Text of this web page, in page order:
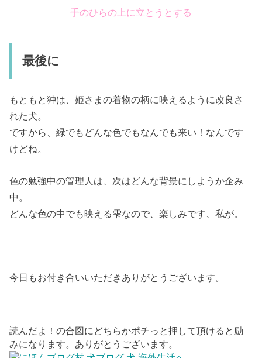
手のひらの上に立とうとする
最後に
もともと狆は、姫さまの着物の柄に映えるように改良さ
れた犬。
ですから、緑でもどんな色でもなんでも来い！なんです
けどね。
色の勉強中の管理人は、次はどんな背景にしようか企み
中。
どんな色の中でも映える雫なので、楽しみです、私が。
今日もお付き合いいただきありがとうございます。
読んだよ！の合図にどちらかポチっと押して頂けると励
みになります。ありがとうございます。